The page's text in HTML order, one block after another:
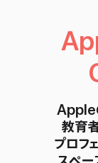
Apple
教育
プロフェ